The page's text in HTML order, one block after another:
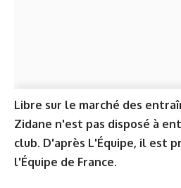
Libre sur le marché des
Zidane n'est pas disposé à
club. D'après L'Équipe, il est
l'Équipe de France.